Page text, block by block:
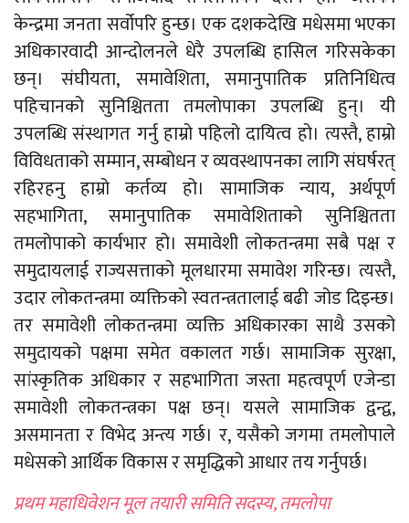
केन्द्रमा जनता सर्वोपरि हुन्छ। एक दशकदेखि मधेसमा भएका
अधिकारवादी आन्दोलनले धेरै उपलब्धि हासिल गरिसकेका
छन्। संघीयता, समावेशिता, समानुपातिक प्रतिनिधित्व
पहिचानको सुनिश्चितता तमलोपाका उपलब्धि हुन्। यी
उपलब्धि संस्थागत गर्नु हाम्रो पहिलो दायित्व हो। त्यस्तै, हाम्रो
विविधताको सम्मान, सम्बोधन र व्यवस्थापनका लागि संघर्षरत्
रहिरहनु हाम्रो कर्तव्य हो। सामाजिक न्याय, अर्थपूर्ण
सहभागिता, समानुपातिक समावेशिताको सुनिश्चितता
तमलोपाको कार्यभार हो। समावेशी लोकतन्त्रमा सबै पक्ष र
समुदायलाई राज्यसत्ताको मूलधारमा समावेश गरिन्छ। त्यस्तै,
उदार लोकतन्त्रमा व्यक्तिको स्वतन्त्रतालाई बढी जोड दिइन्छ।
तर समावेशी लोकतन्त्रमा व्यक्ति अधिकारका साथै उसको
समुदायको पक्षमा समेत वकालत गर्छ। सामाजिक सुरक्षा,
सांस्कृतिक अधिकार र सहभागिता जस्ता महत्वपूर्ण एजेन्डा
समावेशी लोकतन्त्रका पक्ष छन्। यसले सामाजिक द्वन्द्व,
असमानता र विभेद अन्त्य गर्छ। र, यसैको जगमा तमलोपाले
मधेसको आर्थिक विकास र समृद्धिको आधार तय गर्नुपर्छ।
प्रथम महाधिवेशन मूल तयारी समिति सदस्य, तमलोपा